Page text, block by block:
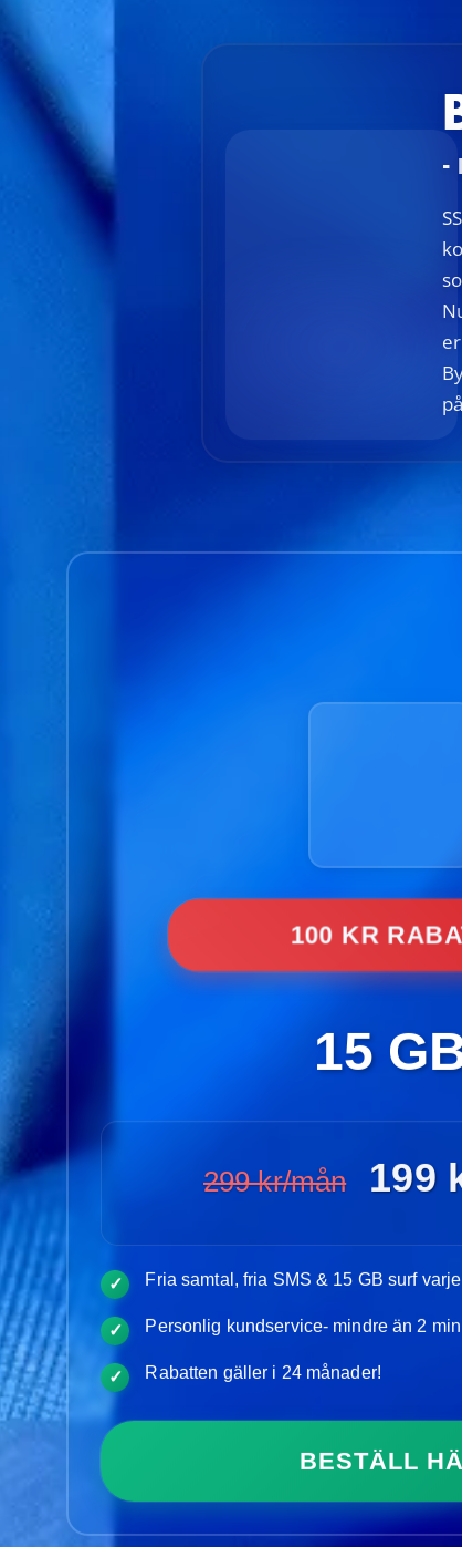
-
100 KR
15
299 kr/mån 199
✓ Fria samtal, fria SMS & 15 GB surf
✓ Personlig kundservice- mindre än 2
✓ Rabatten gäller i 24 månader!
BESTÄLL